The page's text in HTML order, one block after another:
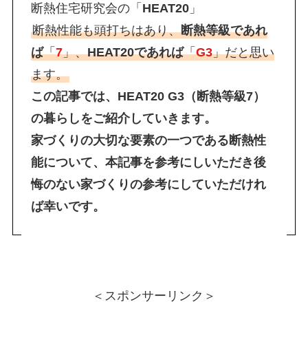
断熱住宅研究会の「 HEAT20」
断熱性能も頭打ちはあり、断熱等級であれ
ば「7」、HEAT20であれば「G3」だと思い
ます。
この記事では、HEAT20 G3（断熱等級7）
の暮らしをご紹介していきます。
家づくりの大切な要素の一つである断熱性
能について、本記事を参考にしいただき後
悔のない家づくりの参考にしていただけれ
ば幸いです。
＜スポンサーリンク＞